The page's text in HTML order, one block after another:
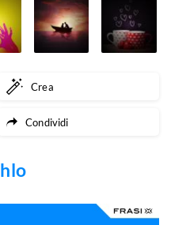
Crea
Condividi